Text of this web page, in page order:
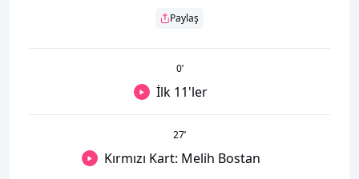
Paylaş
0’
İlk 11'ler
27’
Kırmızı Kart: Melih Bostan